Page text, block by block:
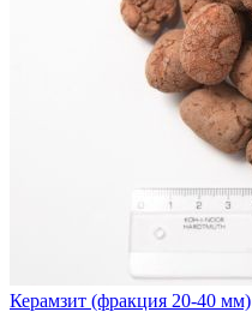
Керамзит (фракция 20-40 мм)